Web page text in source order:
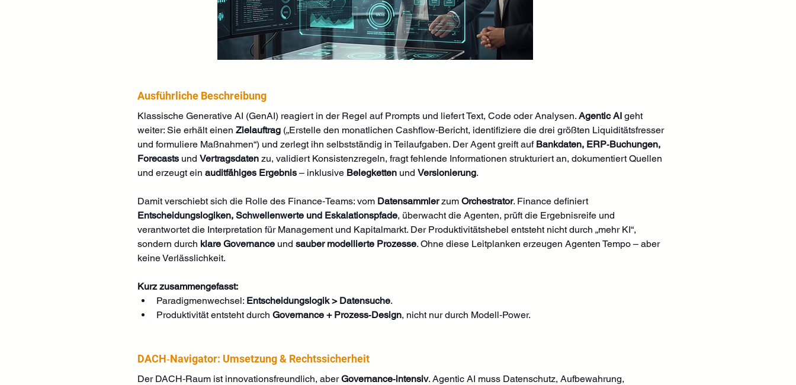
Ausführliche Beschreibung
Klassische Generative AI (GenAI) reagiert in der Regel auf Prompts und liefert Text, Code oder Analysen. Agentic AI geht
weiter: Sie erhält einen Zielauftrag („Erstelle den monatlichen Cashflow‑Bericht, identifiziere die drei größten Liquiditätsfresser
und formuliere Maßnahmen“) und zerlegt ihn selbstständig in Teilaufgaben. Der Agent greift auf Bankdaten, ERP‑Buchungen,
Forecasts und Vertragsdaten zu, validiert Konsistenzregeln, fragt fehlende Informationen strukturiert an, dokumentiert Quellen
und erzeugt ein auditfähiges Ergebnis – inklusive Belegketten und Versionierung.
Damit verschiebt sich die Rolle des Finance‑Teams: vom Datensammler zum Orchestrator. Finance definiert
Entscheidungslogiken, Schwellenwerte und Eskalationspfade, überwacht die Agenten, prüft die Ergebnisreife und
verantwortet die Interpretation für Management und Kapitalmarkt. Der Produktivitätshebel entsteht nicht durch „mehr KI“,
sondern durch klare Governance und sauber modellierte Prozesse. Ohne diese Leitplanken erzeugen Agenten Tempo – aber
keine Verlässlichkeit.
Kurz zusammengefasst:
Paradigmenwechsel: Entscheidungslogik > Datensuche.
Produktivität entsteht durch Governance + Prozess‑Design, nicht nur durch Modell‑Power.
DACH‑Navigator: Umsetzung & Rechtssicherheit
Der DACH‑Raum ist innovationsfreundlich, aber Governance‑intensiv. Agentic AI muss Datenschutz, Aufbewahrung,